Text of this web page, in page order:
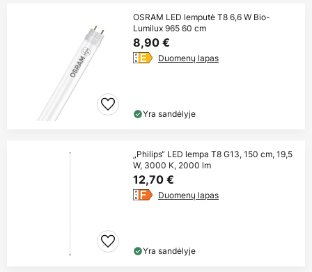
OSRAM LED lemputė T8 6,6 W Bio-
Lumilux 965 60 cm
8,90 €
Duomenų lapas
Yra sandėlyje
„Philips“ LED lempa T8 G13, 150 cm, 19,5
W, 3000 K, 2000 lm
12,70 €
Duomenų lapas
Yra sandėlyje